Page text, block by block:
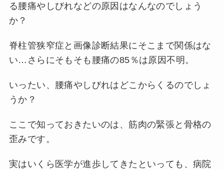
る腰痛やしびれなどの原因はなんなのでしょう
か？
脊柱管狭窄症と画像診断結果にそこまで関係はな
い…さらにそもそも腰痛の85％は原因不明。
いったい、腰痛やしびれはどこからくるのでしょ
うか？
ここで知っておきたいのは、筋肉の緊張と骨格の
歪みです。
実はいくら医学が進歩してきたといっても、病院